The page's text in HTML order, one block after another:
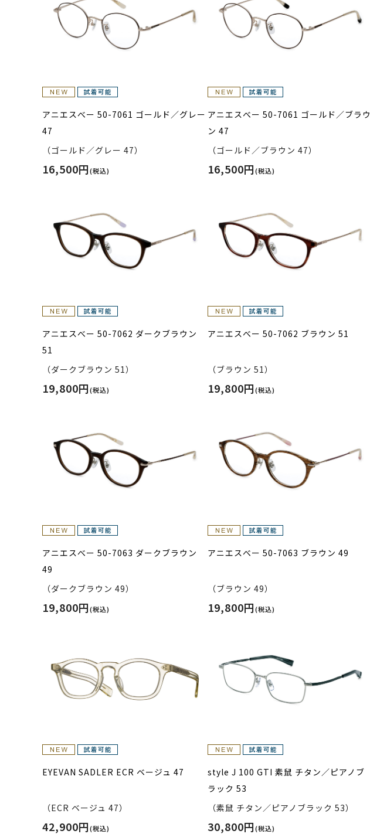
アニエスべー 50-7061 ゴールド／グレー
47
（ゴールド／グレー 47）
16,500円(税込)
アニエスべー 50-7061 ゴールド／ブラウ
ン 47
（ゴールド／ブラウン 47）
16,500円(税込)
アニエスべー 50-7062 ダークブラウン
51
（ダークブラウン 51）
19,800円(税込)
アニエスべー 50-7062 ブラウン 51
（ブラウン 51）
19,800円(税込)
アニエスべー 50-7063 ダークブラウン
49
（ダークブラウン 49）
19,800円(税込)
アニエスべー 50-7063 ブラウン 49
（ブラウン 49）
19,800円(税込)
EYEVAN SADLER ECR ベージュ 47
（ECR ベージュ 47）
42,900円(税込)
style J 100 GTI 素鼠 チタン／ピアノブ
ラック 53
（素鼠 チタン／ピアノブラック 53）
30,800円(税込)